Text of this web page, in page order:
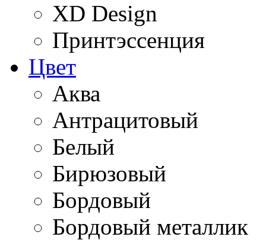
XD Design
Принтэссенция
Цвет
Аква
Антрацитовый
Белый
Бирюзовый
Бордовый
Бордовый металлик